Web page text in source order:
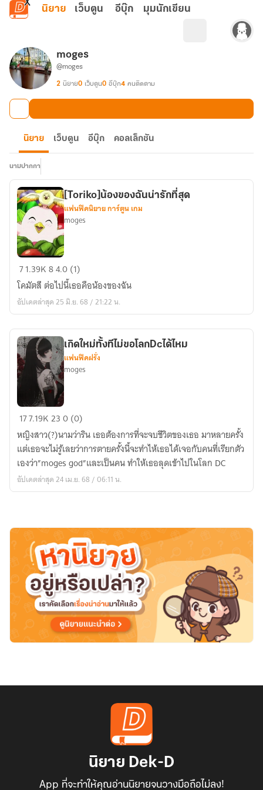
ข้ามไปยังเนื้อหาหลัก
นิยาย เว็บตูน อีบุ๊ก มุมนักเขียน
moges
@moges
2 นิยาย0 เว็บตูน0 อีบุ๊ก4 คนติดตาม
นิยาย เว็บตูน อีบุ๊ก คอลเล็กชัน
นามปากกา
[Toriko]น้อง
ของ
ฉัน
น่า
ที่สุด
[Toriko]น้องของฉันน่ารักที่สุด
แฟนฟิคนิยาย การ์ตูน เกม
moges
71.39K84.0 (1)
โคมัตสึ ต่อไปนี้เธอคือน้องของฉัน
อัปเดตล่าสุด 25 มิ.ย. 68 / 21:22 น.
เกิด
ใหม่
ทั้งที
ไม่
ขอ
โลกDcได้
เกิดใหม่ทั้งทีไม่ขอโลกDcได้ไหม
แฟนฟิคฝรั่ง
moges
177.19K230 (0)
หญิงสาว(?)นามว่าริน เธอต้องการที่จะจบชีวิตของเธอ มาหลายครั้ง
แต่เธอจะไม่รู้เลยว่าการตายครั้งนี้จะทำไห้เธอได้เจอกับคนที่เรียกตัว
เองว่า”moges god”และเป็นคน ทำให้เธอลุดเข้าไปในโลก DC
อัปเดตล่าสุด 24 เม.ย. 68 / 06:11 น.
นิยาย Dek-D
App ที่จะทำให้คุณอ่านนิยายจนวางมือถือไม่ลง!